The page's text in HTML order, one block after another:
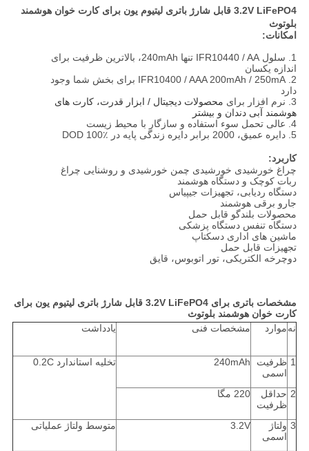
3.2V LiFePO4 قابل شارژ باتری لیتیوم یون برای کارت خوان هوشمند
بلوتوث
امکانات:
1. سلول IFR10440 / AA تنها 240mAh، بالاترین ظرفیت برای
اندازه یکسان
2. IFR10400 / AAA 200mAh / 250mA برای بخش شما وجود
دارد
3. نرم افزار برای
محصولات دیجیتال / ابزار قدرت، کارت های
هوشمند آبی دندان و بیشتر
4. عالی تحمل سوء استفاده و سازگار با محیط زیست
5. دایره عمیق، 2000 برابر دایره زندگی پایه در DOD 100٪
کاربرد:
چراغ خورشیدی خورشیدی چمن خورشیدی و روشنایی چراغ
ربات کوچک و دستگاه هوشمند
دستگاه ردیابی، تجهیزات جیپیاس
جارو برقی هوشمند
محصولات بلندگو قابل حمل
دستگاه تنفس دستگاه پزشکی
ماشین های اداری دسکتاپ
تجهیزات قابل حمل
دوچرخه الکتریکی، تور اتوبوس، قایق
مشخصات باتری برای 3.2V LiFePO4 قابل شارژ باتری لیتیوم یون برای
کارت خوان هوشمند بلوتوث
نهموارد مشخصات فنی یادداشت
1 ظرفیت
اسمی
240mAh تخلیه استاندارد 0.2C
2 حداقل
ظرفیت
220 مگا
3 ولتاژ
اسمی
3.2V متوسط ​​ولتاژ عملیاتی